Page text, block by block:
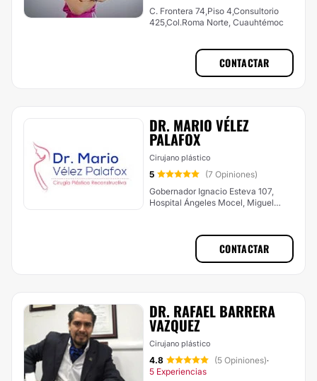
C. Frontera 74,Piso 4,Consultorio
425,Col.Roma Norte, Cuauhtémoc
CONTACTAR
DR. MARIO VÉLEZ
PALAFOX
Cirujano plástico
5
(7 Opiniones)
Gobernador Ignacio Esteva 107,
Hospital Ángeles Mocel, Miguel
CONTACTAR
DR. RAFAEL BARRERA
VAZQUEZ
Cirujano plástico
4.8 (5 Opiniones)·
5 Experiencias